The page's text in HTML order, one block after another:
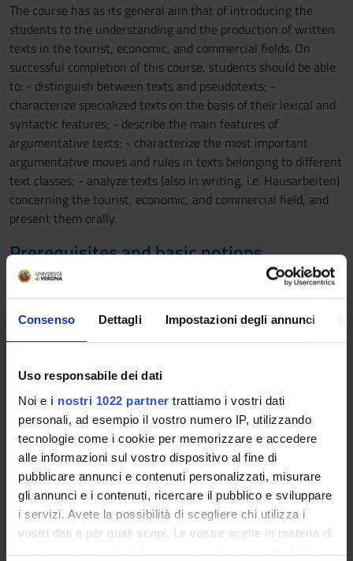
Consenso Dettagli Impostazioni degli annunci
Uso responsabile dei dati
Noi e i nostri 1022 partner trattiamo i vostri dati
personali, ad esempio il vostro numero IP, utilizzando
tecnologie come i cookie per memorizzare e accedere
alle informazioni sul vostro dispositivo al fine di
pubblicare annunci e contenuti personalizzati, misurare
gli annunci e i contenuti, ricercare il pubblico e sviluppare
i servizi. Avete la possibilità di scegliere chi utilizza i
vostri dati e per quali scopi. Le vostre scelte in materia di
privacy sono applicabili solo su questa proprietà digitale
The course has as its general aim that of introducing the
students to the understanding and the production of written
texts in the tourist, economic, and commercial fields. On
successful completion of this course, students should be able
to: - distinguish between texts and pseudotexts; -
characterize specialized texts on the basis of their lexical and
syntactic features; - describe the main features of
argumentative texts; - characterize the most important
argumentative moves and rules in texts belonging to different
text classes; - analyze texts (also in writing, i.e. Hausarbeiten)
concerning the tourist, economic, and commercial field, and
present them orally.
Prerequisites and basic notions
To take the exam, students must have passed Varietäten des
Deutschen 1.
Program
commercial fields"
A text is not simply an extended structure of syntactic units
such as words, groups, clauses, and textual units, a text is a
communicative language event in a context that is marked by
completion. Starting from this perspective some basic
concepts of the classical argumentation theory and text
linguistics, such as the seven standards of textuality,
(cohesion, coherence, intentionality, acceptability,
informativity, situationality, intertextuality) and the three